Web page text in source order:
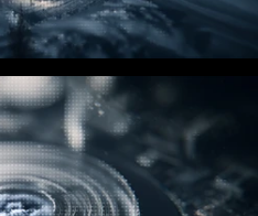
untuk latihan,
pada skala.